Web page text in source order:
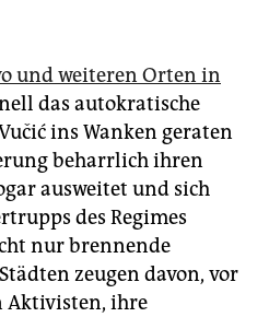
und weiteren Orten in
das autokratische
ins Wanken geraten
beharrlich ihren
ausweitet und sich
des Regimes
nur brennende
zeugen davon, vor
Aktivisten, ihre